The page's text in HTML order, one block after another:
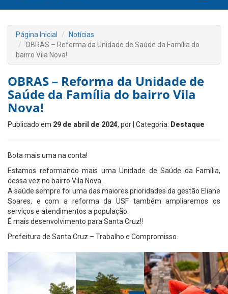
Página Inicial
Notícias
OBRAS – Reforma da Unidade de Saúde da Família do
bairro Vila Nova!
OBRAS – Reforma da Unidade de
Saúde da Família do bairro Vila
Nova!
Publicado em 29 de abril de 2024, por | Categoria: Destaque
Bota mais uma na conta!
Estamos reformando mais uma Unidade de Saúde da Família,
dessa vez no bairro Vila Nova.
A saúde sempre foi uma das maiores prioridades da gestão Eliane
Soares, e com a reforma da USF também ampliaremos os
serviços e atendimentos a população.
É mais desenvolvimento para Santa Cruz!!
Prefeitura de Santa Cruz – Trabalho e Compromisso.